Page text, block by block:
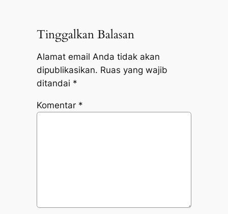
Tinggalkan Balasan
Alamat email Anda tidak akan
dipublikasikan. Ruas yang wajib
ditandai *
Komentar *